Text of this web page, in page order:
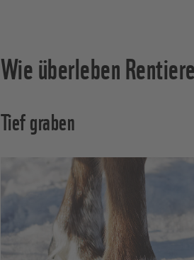
Wie überleben
Tief graben